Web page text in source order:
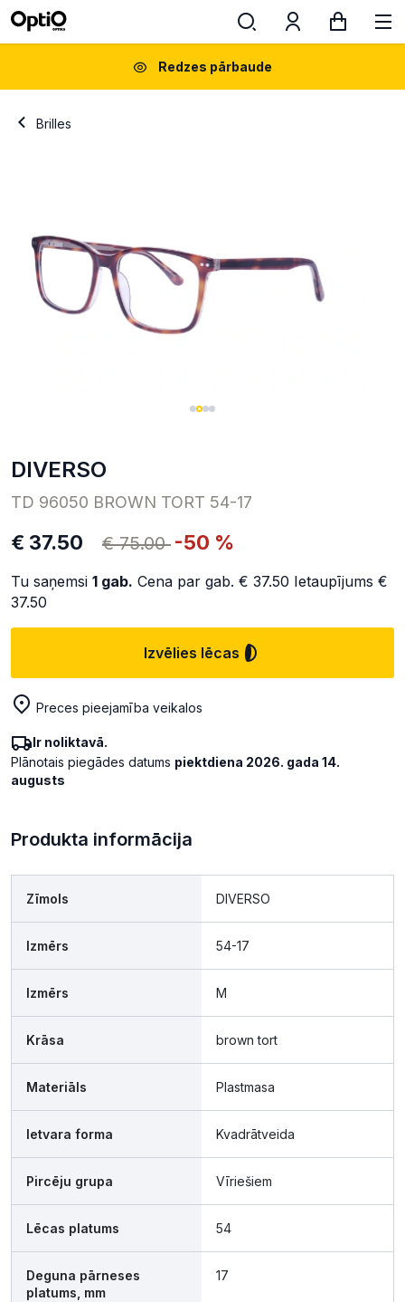
Redzes pārbaude
Brilles
DIVERSO
TD 96050 BROWN TORT 54-17
€ 37.50 € 75.00 -50 %
Tu saņemsi 1 gab. Cena par gab. € 37.50 Ietaupījums €
37.50
Izvēlies lēcas
Preces pieejamība veikalos
Ir noliktavā.
Plānotais piegādes datums piektdiena 2026. gada 14.
augusts
Produkta informācija
Zīmols DIVERSO
Izmērs 54-17
Izmērs M
Krāsa brown tort
Materiāls Plastmasa
Ietvara forma Kvadrātveida
Pircēju grupa Vīriešiem
Lēcas platums 54
Deguna pārneses
platums, mm
17